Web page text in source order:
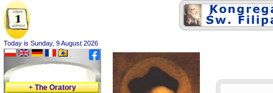
Today is Sunday, 9 August 2026
+The Oratory